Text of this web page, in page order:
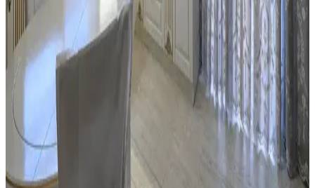
Alternatif Mobilya ve Dekorasyon Önerileri
Mutfaktaki boş alanlar, mobilya seçimi ve dekorasyonla çalışma,
dinlenme veya sosyal alanlara dönüştürülebilir. Doğru
düzenlemelerle fonksiyonel ve estetik mekanlar yaratmak
mümkündür.
Mutfak Pencereleri İçin Estetik ve Fonksiyonel
Perde ile Jaluzi Seçenekleri
Mutfak pencereleri için perde ve jaluzi seçiminde mevcut pencere
durumu, kullanım alışkanlıkları ve dekorasyon tarzı önemlidir.
Roman storlar, bambu jaluziler ve dekoratif filmler estetik ve
fonksiyonel çözümler sunar.